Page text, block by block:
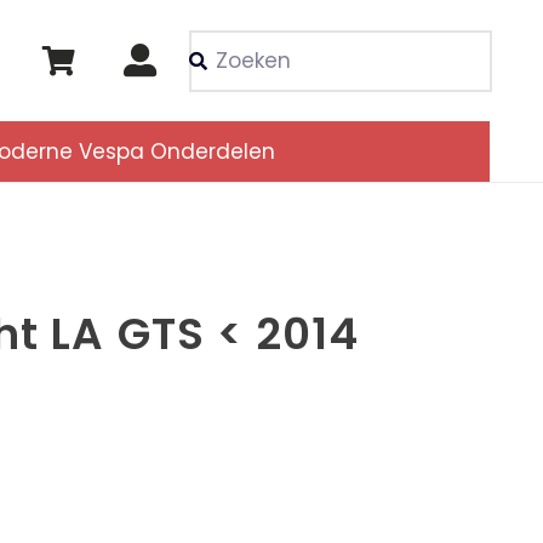
Als de resultaten voor
Vespa Onderdelen
LA GTS < 2014